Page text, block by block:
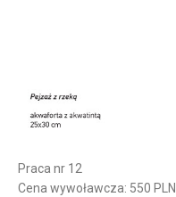
Praca nr 12
Cena wywoławcza: 550 PLN